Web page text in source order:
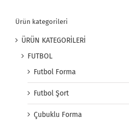
Ürün kategorileri
ÜRÜN KATEGORİLERİ
FUTBOL
Futbol Forma
Futbol Şort
Çubuklu Forma